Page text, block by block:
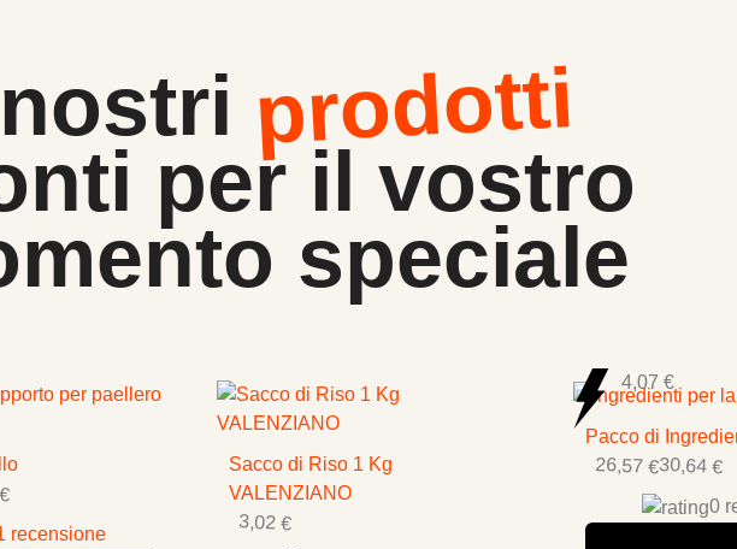
prodotti
per il vostro
speciale
recensione
Sacco di Riso 1 Kg
VALENZIANO
3,02 €
4,07 €
Pacco di
26,57 €30,64 €
0